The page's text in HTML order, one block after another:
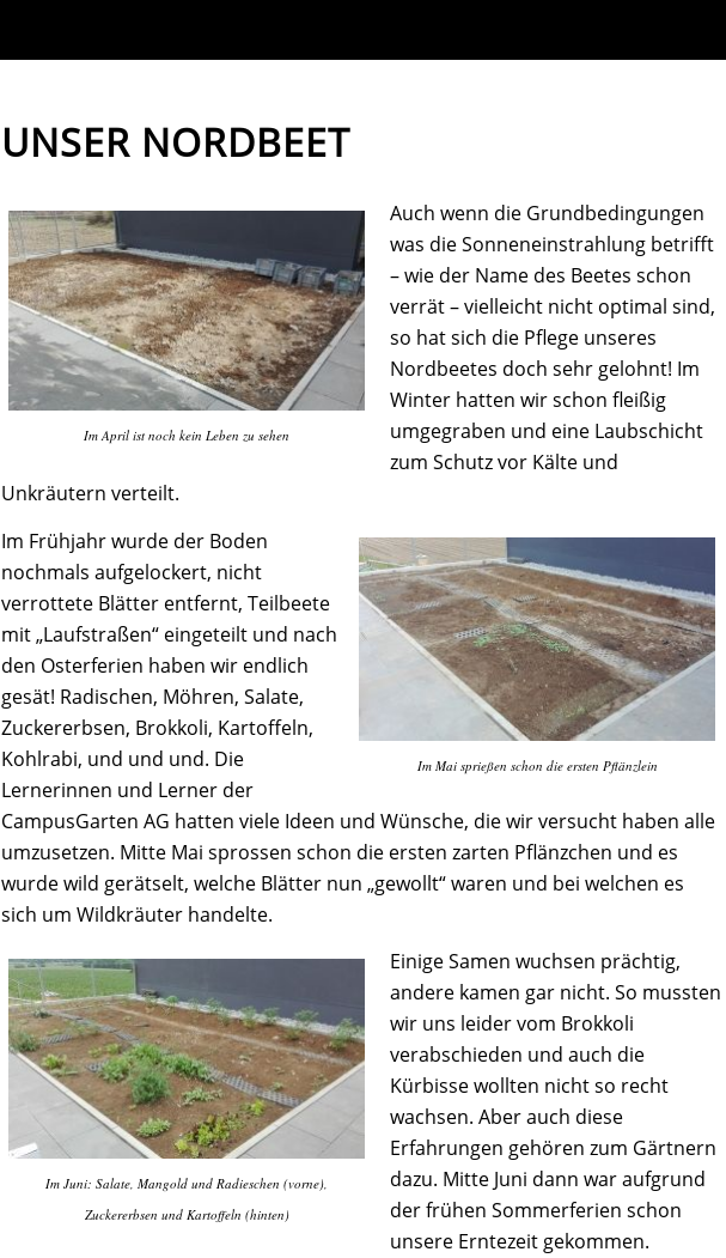
UNSER NORDBEET
Im April ist noch kein Leben zu sehen
Auch wenn die Grundbedingungen
was die Sonneneinstrahlung betrifft
– wie der Name des Beetes schon
verrät – vielleicht nicht optimal sind,
so hat sich die Pflege unseres
Nordbeetes doch sehr gelohnt! Im
Winter hatten wir schon fleißig
umgegraben und eine Laubschicht
zum Schutz vor Kälte und
Unkräutern verteilt.
Im Mai sprießen schon die ersten Pflänzlein
Im Frühjahr wurde der Boden
nochmals aufgelockert, nicht
verrottete Blätter entfernt, Teilbeete
mit „Laufstraßen“ eingeteilt und nach
den Osterferien haben wir endlich
gesät! Radischen, Möhren, Salate,
Zuckererbsen, Brokkoli, Kartoffeln,
Kohlrabi, und und und. Die
Lernerinnen und Lerner der
CampusGarten AG hatten viele Ideen und Wünsche, die wir versucht haben alle
umzusetzen. Mitte Mai sprossen schon die ersten zarten Pflänzchen und es
wurde wild gerätselt, welche Blätter nun „gewollt“ waren und bei welchen es
sich um Wildkräuter handelte.
Im Juni: Salate, Mangold und Radieschen (vorne),
Zuckererbsen und Kartoffeln (hinten)
Einige Samen wuchsen prächtig,
andere kamen gar nicht. So mussten
wir uns leider vom Brokkoli
verabschieden und auch die
Kürbisse wollten nicht so recht
wachsen. Aber auch diese
Erfahrungen gehören zum Gärtnern
dazu. Mitte Juni dann war aufgrund
der frühen Sommerferien schon
unsere Erntezeit gekommen.